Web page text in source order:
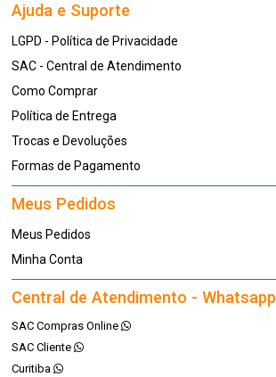
Ajuda e Suporte
LGPD - Política de Privacidade
SAC - Central de Atendimento
Como Comprar
Política de Entrega
Trocas e Devoluções
Formas de Pagamento
Meus Pedidos
Meus Pedidos
Minha Conta
Central de Atendimento - Whatsapp
SAC Compras Online
SAC Cliente
Curitiba